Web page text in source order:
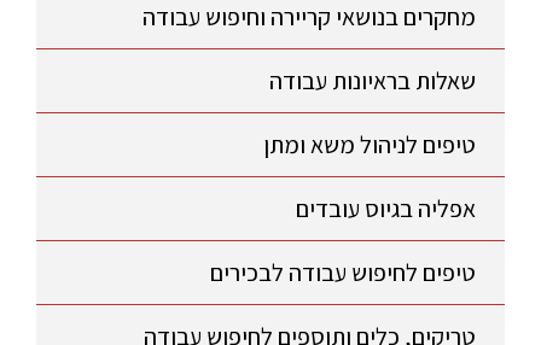
מחקרים בנושאי קריירה וחיפוש עבודה
שאלות בראיונות עבודה
טיפים לניהול משא ומתן
אפליה בגיוס עובדים
טיפים לחיפוש עבודה לבכירים
טריקים, כלים ותוספים לחיפוש עבודה